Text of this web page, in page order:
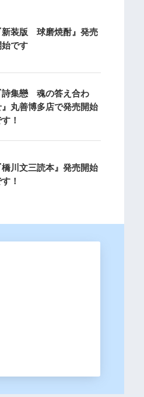
新装版 球磨焼酎』発売
始です
詩集戀 魂の答え合わ
』丸善博多店で発売開始
！
橋川文三読本』発売開始
！